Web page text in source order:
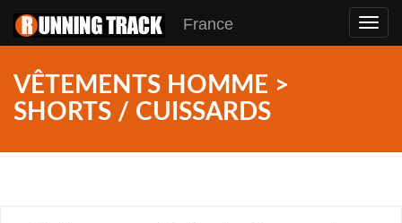
France
VÊTEMENTS HOMME >
SHORTS / CUISSARDS